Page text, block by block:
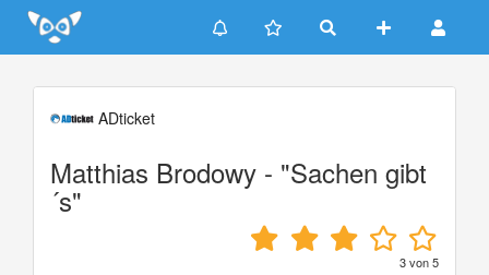
Update cookies preferences
ADticket
Matthias Brodowy - "Sachen gibt
´s"
3von5